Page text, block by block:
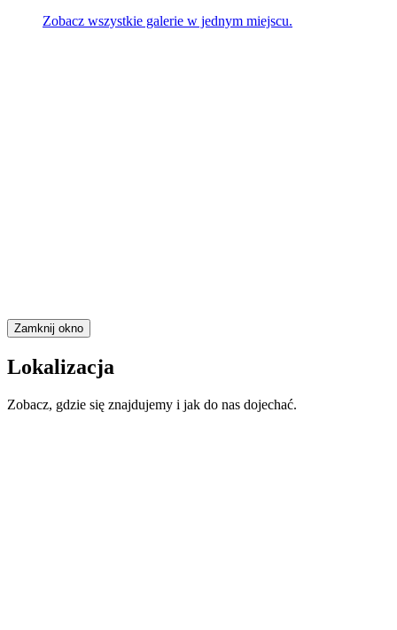
Zobacz wszystkie galerie w jednym miejscu.
Zamknij okno
Lokalizacja
Zobacz, gdzie się znajdujemy i jak do nas dojechać.